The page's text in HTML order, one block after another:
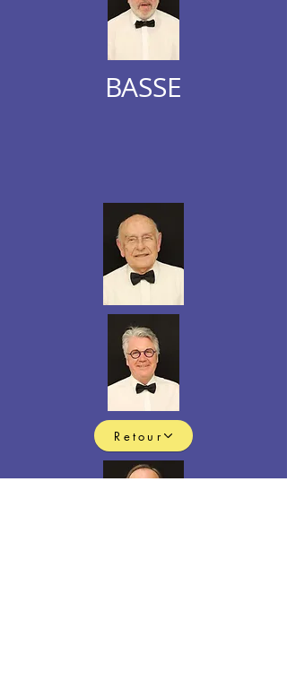
BASSE
Retour